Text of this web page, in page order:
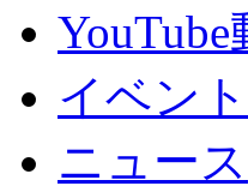
YouTube
イベン
ニュース